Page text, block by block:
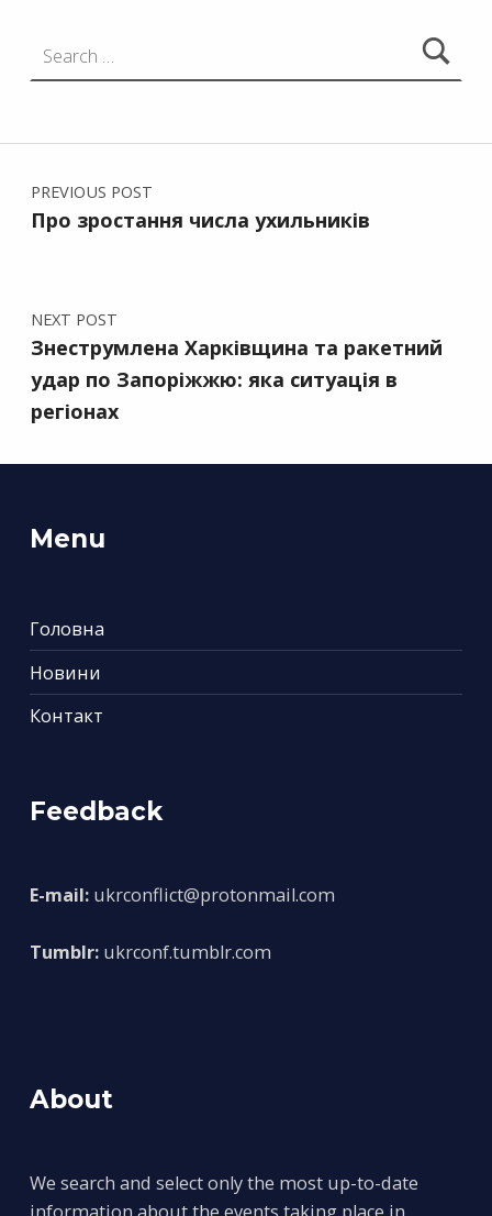
Post navigation
PREVIOUS POST
Про зростання числа ухильників
NEXT POST
Знеструмлена Харківщина та ракетний
удар по Запоріжжю: яка ситуація в
регіонах
Menu
Головна
Новини
Контакт
Feedback
E-mail: ukrconflict@protonmail.com
Tumblr: ukrconf.tumblr.com
About
We search and select only the most up-to-date